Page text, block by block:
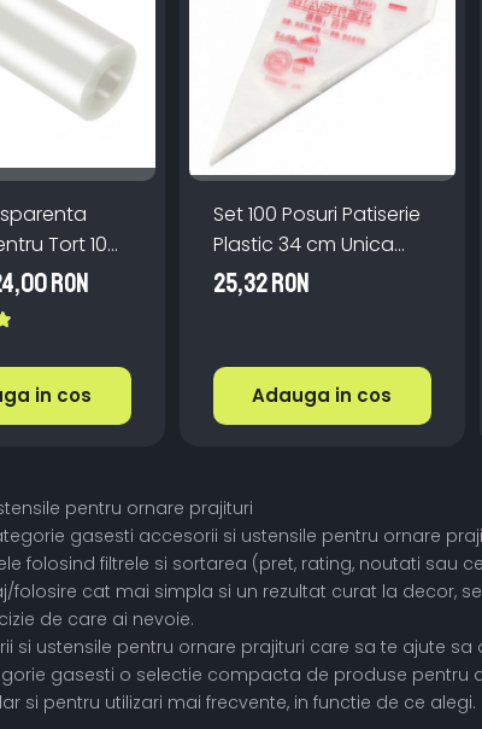
Tort 10
RON
in cos
Set 100 Posuri Patiserie
Plastic 34 cm Unica
Folosinta
25,32 RON
Adauga in cos
pentru ornare prajituri
gasesti accesorii si ustensile pentru ornare
folosind filtrele si sortarea (pret, rating, noutati sau
folosire cat mai simpla si un rezultat curat la decor,
de care ai nevoie.
si ustensile pentru ornare prajituri care sa te ajute
gasesti o selectie compacta de produse pentru
si pentru utilizari mai frecvente, in functie de ce alegi.